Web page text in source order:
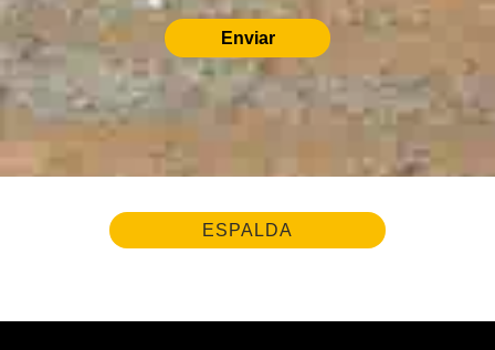
Enviar
ESPALDA